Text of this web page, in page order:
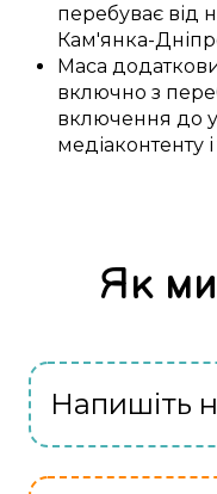
перебуває від
Кам'янка-
Маса
включно з
включення до
медіаконтенту
Як
Напишіть